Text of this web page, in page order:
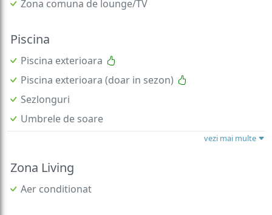
Zona comuna de lounge/TV
Piscina
Piscina exterioara
Piscina exterioara (doar in sezon)
Sezlonguri
Umbrele de soare
vezi mai multe
Zona Living
Aer conditionat